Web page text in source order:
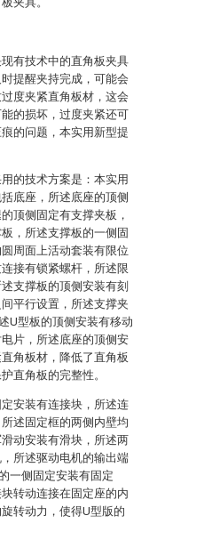
有技术中的直角板夹具
提醒夹持完成，可能会
度夹紧直角板材，这会
的损坏，过度夹紧还可
的问题，本实用新型提
的技术方案是：本实用
底座，所述底座的顶侧
顶侧固定有支撑夹板，
，所述支撑板的一侧固
周面上活动套装有限位
接有锁紧螺杆，所述限
支撑板的顶侧安装有刻
平行设置，所述支撑夹
U型板的顶侧安装有移动
片，所述底座的顶侧安
角板材，降低了直角板
直角板的完整性。
安装有连接块，所述连
述固定框的两侧内壁均
动安装有滑块，所述两
所述驱动电机的输出端
一侧固定安装有固定
转动连接在固定座的内
转动力，使得U型版的